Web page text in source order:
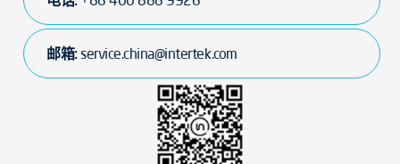
邮箱:service.china@intertek.com